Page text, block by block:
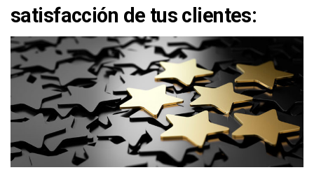
satisfacción de tus clientes: